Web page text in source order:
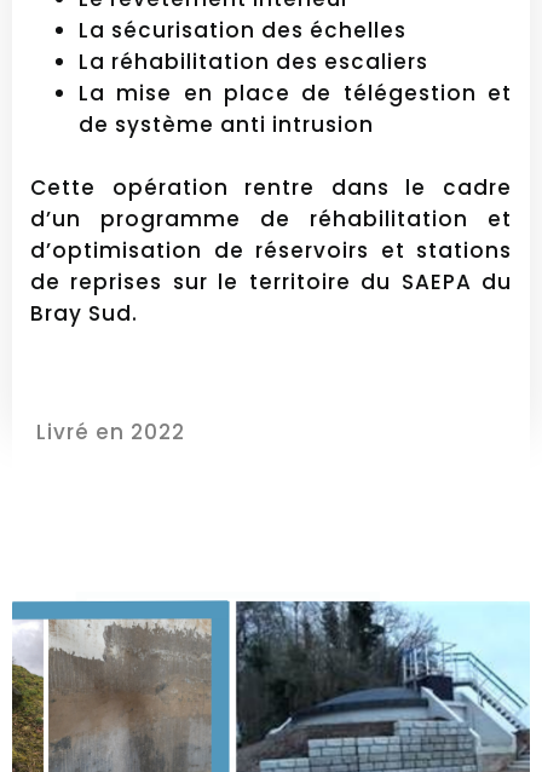
La sécurisation des échelles
La réhabilitation des escaliers
La mise en place de télégestion et
de système anti intrusion
Cette opération rentre dans le cadre
d’un programme de réhabilitation et
d’optimisation de réservoirs et stations
de reprises sur le territoire du SAEPA du
Bray Sud.
Livré en 2022